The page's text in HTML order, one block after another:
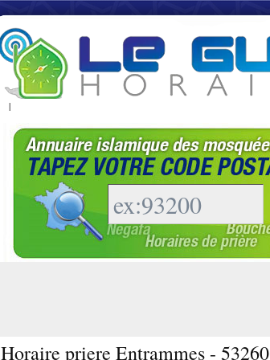
|
Horaire priere Entrammes - 53260